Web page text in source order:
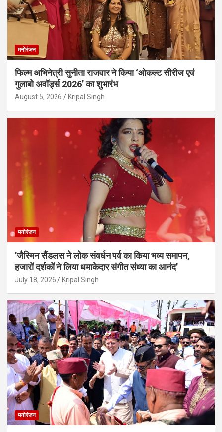
मनोरंजन
फिल्म अभिनेत्री सुनीता राजवार ने किया ‘ओकल्ट सीरीज एवं
गुलाबो अवॉर्ड्स 2026’ का शुभारंभ
August 5, 2026 Kripal Singh
मनोरंजन
’जैस्मिन सैंडलस ने लोक संवर्धन पर्व का किया भव्य समापन,
हजारों दर्शकों ने लिया धमाकेदार संगीत संध्या का आनंद’
July 18, 2026 Kripal Singh
मनोरंजन